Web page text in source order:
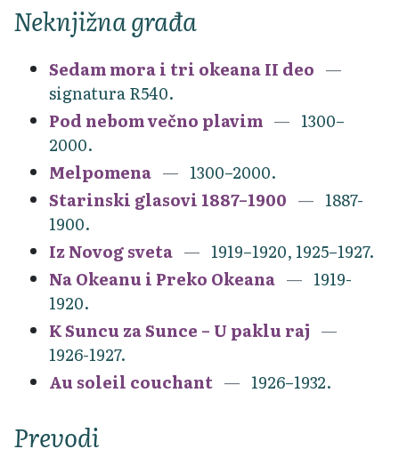
Neknjižna građa
Sedam mora i tri okeana II deo
signatura R540.
Pod nebom večno plavim
1300–
2000.
Melpomena
1300–2000.
Starinski glasovi 1887–1900
1887-
1900.
Iz Novog sveta
1919–1920, 1925–1927.
Na Okeanu i Preko Okeana
1919-
1920.
K Suncu za Sunce – U paklu raj
1926-1927.
Au soleil couchant
1926–1932.
Prevodi